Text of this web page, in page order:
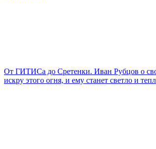
От ГИТИСа до Сретенки. Иван Рубцов о
искру этого огня, и ему станет светло и